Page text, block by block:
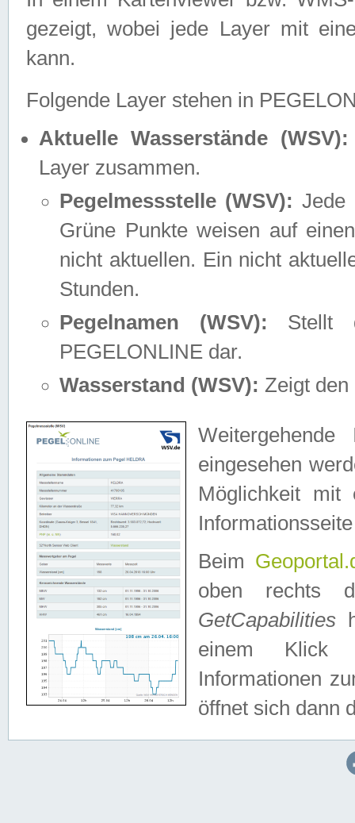
gezeigt, wobei jede Layer mit
kann.
Folgende Layer stehen in
Aktuelle Wasserstände (WSV):
Layer zusammen.
Pegelmessstelle (WSV): Jede
Grüne Punkte weisen auf
nicht aktuellen. Ein nicht
Stunden.
Pegelnamen (WSV): Stellt
PEGELONLINE dar.
Wasserstand (WSV): Zeigt den
eingesehen
Möglichkeit mit
Beim
oben rechts
GetCapabilities
einem Klick
Informationen
öffnet sich dann